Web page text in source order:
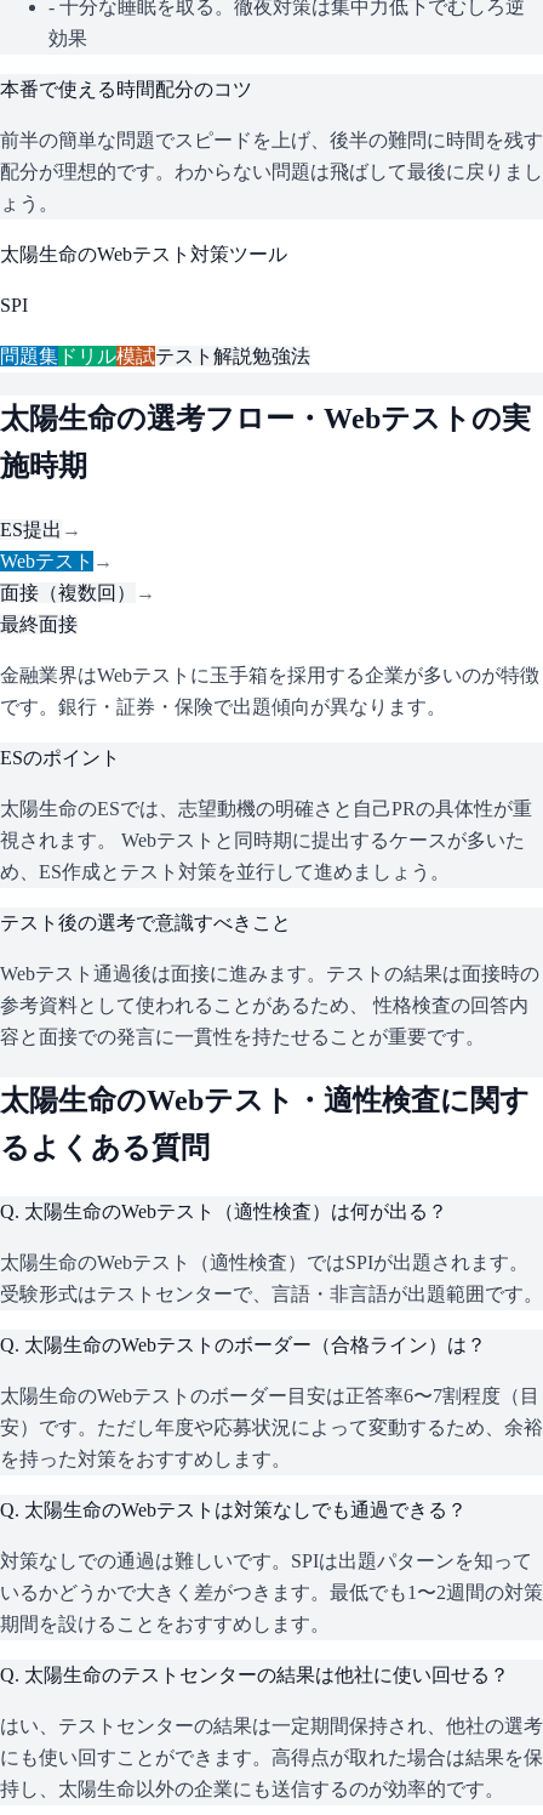
- 十分な睡眠を取る。徹夜対策は集中力低下でむしろ逆
効果
本番で使える時間配分のコツ
前半の簡単な問題でスピードを上げ、後半の難問に時間を残す
配分が理想的です。わからない問題は飛ばして最後に戻りまし
ょう。
太陽生命のWebテスト対策ツール
SPI
問題集 ドリル模試テスト解説勉強法
太陽生命の選考フロー・Webテストの実
施時期
ES提出 →
Webテスト →
面接（複数回）
→
最終面接
金融業界はWebテストに玉手箱を採用する企業が多いのが特徴
です。銀行・証券・保険で出題傾向が異なります。
ESのポイント
太陽生命のESでは、志望動機の明確さと自己PRの具体性が重
視されます。 Webテストと同時期に提出するケースが多いた
め、ES作成とテスト対策を並行して進めましょう。
テスト後の選考で意識すべきこと
Webテスト通過後は面接に進みます。テストの結果は面接時の
参考資料として使われることがあるため、 性格検査の回答内
容と面接での発言に一貫性を持たせることが重要です。
太陽生命のWebテスト・適性検査に関す
るよくある質問
Q. 太陽生命のWebテスト（適性検査）は何が出る？
太陽生命のWebテスト（適性検査）ではSPIが出題されます。
受験形式はテストセンターで、言語・非言語が出題範囲です。
Q. 太陽生命のWebテストのボーダー（合格ライン）は？
太陽生命のWebテストのボーダー目安は正答率6〜7割程度（目
安）です。ただし年度や応募状況によって変動するため、余裕
を持った対策をおすすめします。
Q. 太陽生命のWebテストは対策なしでも通過できる？
対策なしでの通過は難しいです。SPIは出題パターンを知って
いるかどうかで大きく差がつきます。最低でも1〜2週間の対策
期間を設けることをおすすめします。
Q. 太陽生命のテストセンターの結果は他社に使い回せる？
はい、テストセンターの結果は一定期間保持され、他社の選考
にも使い回すことができます。高得点が取れた場合は結果を保
持し、太陽生命以外の企業にも送信するのが効率的です。